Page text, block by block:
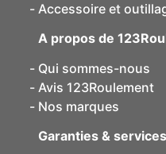
Accessoire et
A propos de
Qui sommes-nous
Avis 123Roulement
Nos marques
Garanties & services